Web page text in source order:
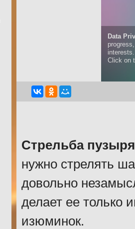
Стрельба
нужно стрелять
довольно
делает ее только
изюминок.